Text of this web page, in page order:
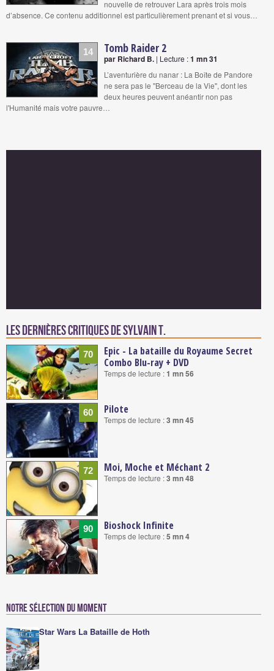
nouvelle de retrouver Lara après trois mois
d’absence. Ce contenu additionnel est particulièrement prenant et si vous…
14 Tomb Raider 2
par Richard B. | Lecture :1 mn 31
L’aventurière du nanar : La Boîte de Pandore
ne sera pas le "Berceau de la Vie", dont les
deux heures peuvent anéantir non pas
l'Humanité mais votre pauvre…
Les dernières critiques de Sylvain T.
70
Epic - La bataille du Royaume Secret
Combo Blu-ray + DVD
Temps de lecture :1 mn 56
60 Pilote
Temps de lecture :3 mn 45
72 Moi, Moche et Méchant 2
Temps de lecture :3 mn 48
90 Bioshock Infinite
Temps de lecture :5 mn 4
Notre sélection du moment
Star Wars La Bataille de Hoth